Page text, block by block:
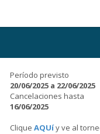
Período previsto
20/06/2025 a 22/06/2025
Cancelaciones hasta
16/06/2025
Clique AQUíy ve al